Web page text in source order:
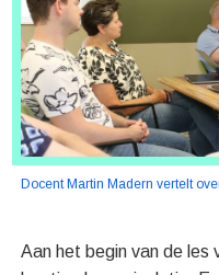
Docent Martin Madern vertelt
Aan het begin van de les